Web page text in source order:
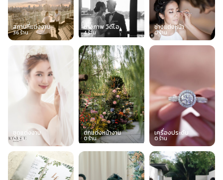
สถานที่แต่งงาน
36ร้าน
ช่างภาพ วิดีโอ
4ร้าน
ช่างแต่งหน้า
0ร้าน
ชุดแต่งงาน
0ร้าน
ตกแต่งหน้างาน
0ร้าน
เครื่องประดับ
0ร้าน